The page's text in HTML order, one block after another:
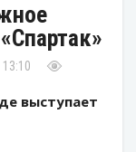
выступает